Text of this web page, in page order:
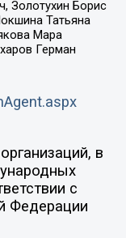
Золотухин Борис
Татьяна
Мара
Герман
в
с
Федерации